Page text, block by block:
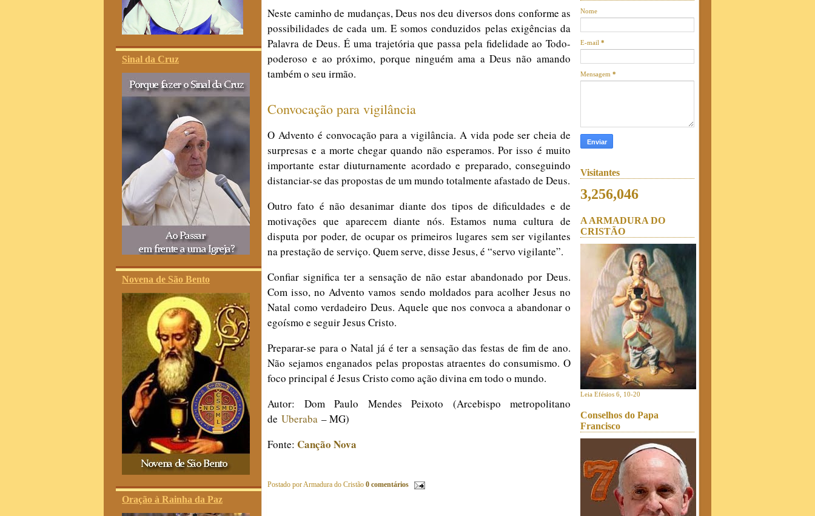
Sinal da Cruz
Novena de São Bento
Oração à Rainha da Paz
Neste caminho de mudanças, Deus nos deu diversos dons conforme as
possibilidades de cada um. E somos conduzidos pelas exigências da
Palavra de Deus. É uma trajetória que passa pela fidelidade ao Todo-
poderoso e ao próximo, porque ninguém ama a Deus não amando
também o seu irmão.
Convocação para vigilância
O Advento é convocação para a vigilância. A vida pode ser cheia de
surpresas e a morte chegar quando não esperamos. Por isso é muito
importante estar diuturnamente acordado e preparado, conseguindo
distanciar-se das propostas de um mundo totalmente afastado de Deus.
Outro fato é não desanimar diante dos tipos de dificuldades e de
motivações que aparecem diante nós. Estamos numa cultura de
disputa por poder, de ocupar os primeiros lugares sem ser vigilantes
na prestação de serviço. Quem serve, disse Jesus, é “servo vigilante”.
Confiar significa ter a sensação de não estar abandonado por Deus.
Com isso, no Advento vamos sendo moldados para acolher Jesus no
Natal como verdadeiro Deus. Aquele que nos convoca a abandonar o
egoísmo e seguir Jesus Cristo.
Preparar-se para o Natal já é ter a sensação das festas de fim de ano.
Não sejamos enganados pelas propostas atraentes do consumismo. O
foco principal é Jesus Cristo como ação divina em todo o mundo.
Autor: Dom Paulo Mendes Peixoto (Arcebispo metropolitano
de Uberaba – MG)
Fonte: Canção Nova
Postado porArmadura do Cristão 0 comentários
Nome
E-mail *
Mensagem *
Visitantes
3,256,046
A ARMADURA DO
CRISTÃO
Leia Efésios 6, 10-20
Conselhos do Papa
Francisco